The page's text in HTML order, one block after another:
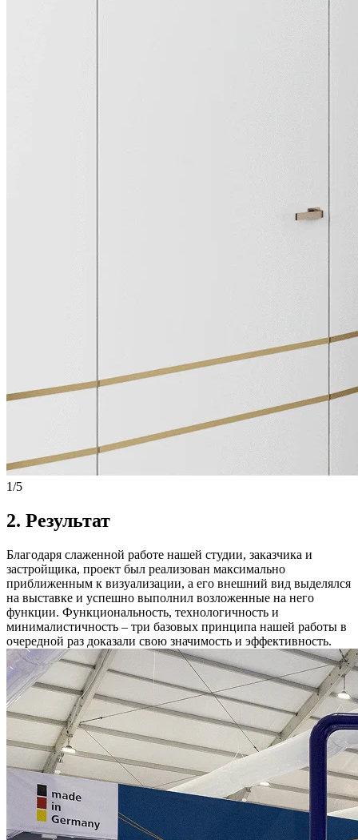
1/5
2. Результат
Благодаря слаженной работе нашей студии, заказчика и
застройщика, проект был реализован максимально
приближенным к визуализации, а его внешний вид выделялся
на выставке и успешно выполнил возложенные на него
функции. Функциональность, технологичность и
минималистичность – три базовых принципа нашей работы в
очередной раз доказали свою значимость и эффективность.